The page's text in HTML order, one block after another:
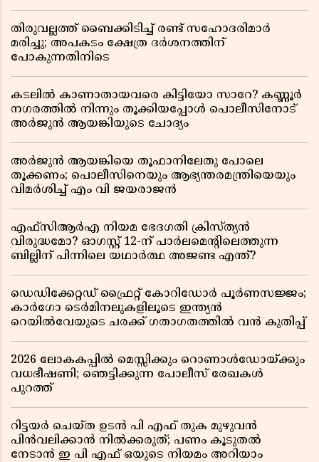
തിരുവല്ലത്ത് ബൈക്കിടിച്ച് രണ്ട് സഹോദരിമാർ
മരിച്ചു; അപകടം ക്ഷേത്ര ദർശനത്തിന്
പോകുന്നതിനിടെ
കടലിൽ കാണാതായവരെ കിട്ടിയോ സാറേ? കണ്ണൂർ
നഗരത്തിൽ നിന്നും തൂക്കിയപ്പോൾ പൊലീസിനോട്
അർജുൻ ആയങ്കിയുടെ ചോദ്യം
അർജുൻ ആയങ്കിയെ തൂഫാനിലേതു പോലെ
തൂക്കണം; പൊലീസിനെയും ആഭ്യന്തരമന്ത്രിയെയും
വിമർശിച്ച് എം വി ജയരാജൻ
എഫ്സിആർഎ നിയമ ഭേദഗതി ക്രിസ്ത്യൻ
വിരുദ്ധമോ? ഓഗസ്റ്റ് 12-ന് പാർലമെന്റിലെത്തുന്ന
ബില്ലിന് പിന്നിലെ യഥാർത്ഥ അജണ്ട എന്ത്?
ഡെഡിക്കേറ്റഡ് ഫ്രൈറ്റ് കോറിഡോർ പൂർണസജ്ജം;
കാർഗോ ടെർമിനലുകളിലൂടെ ഇന്ത്യൻ
റെയിൽവേയുടെ ചരക്ക് ഗതാഗതത്തിൽ വൻ കുതിപ്പ്
2026 ലോകകപ്പിൽ മെസ്സിക്കും റൊണാൾഡോയ്ക്കും
വധഭീഷണി; ഞെട്ടിക്കുന്ന പോലീസ് രേഖകൾ
പുറത്ത്
റിട്ടയർ ചെയ്ത ഉടൻ പി എഫ് തുക മുഴുവൻ
പിൻവലിക്കാൻ നിൽക്കരുത്; പണം കൂടുതൽ
നേടാൻ ഇ പി എഫ് ഒയുടെ നിയമം അറിയാം